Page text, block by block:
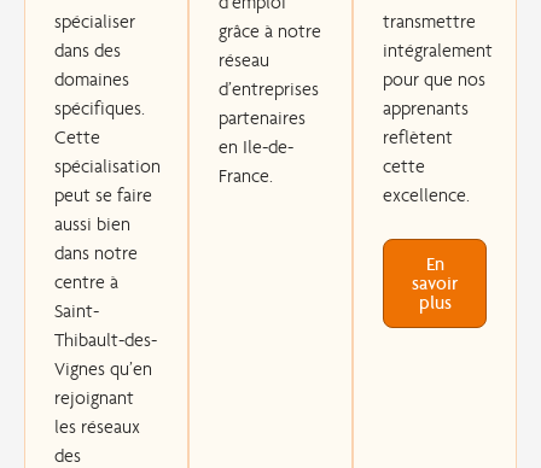
spécialiser
dans des
domaines
spécifiques.
Cette
spécialisation
peut se faire
aussi bien
dans notre
centre à
Saint-
Thibault-des-
Vignes qu’en
rejoignant
les réseaux
des
grâce à notre
réseau
d’entreprises
partenaires
en Ile-de-
France.
transmettre
intégralement
pour que nos
apprenants
reflètent
cette
excellence.
En
savoir
plus